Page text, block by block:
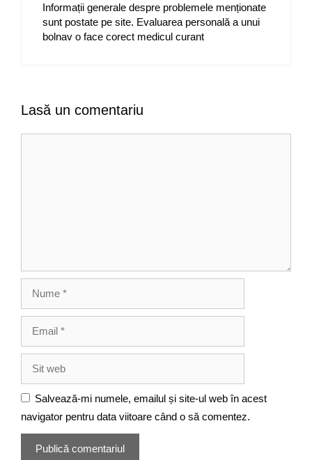
Informații generale despre problemele menționate
sunt postate pe site. Evaluarea personală a unui
bolnav o face corect medicul curant
Lasă un comentariu
u
m
a
l
w
e
b
Salvează-mi numele, emailul și site-ul web în acest
navigator pentru data viitoare când o să comentez.